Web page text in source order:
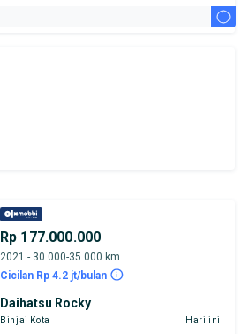
i
Rp 177.000.000
2021 - 30.000-35.000 km
Cicilan Rp 4.2 jt/bulan
Daihatsu Rocky
Binjai Kota Hari ini